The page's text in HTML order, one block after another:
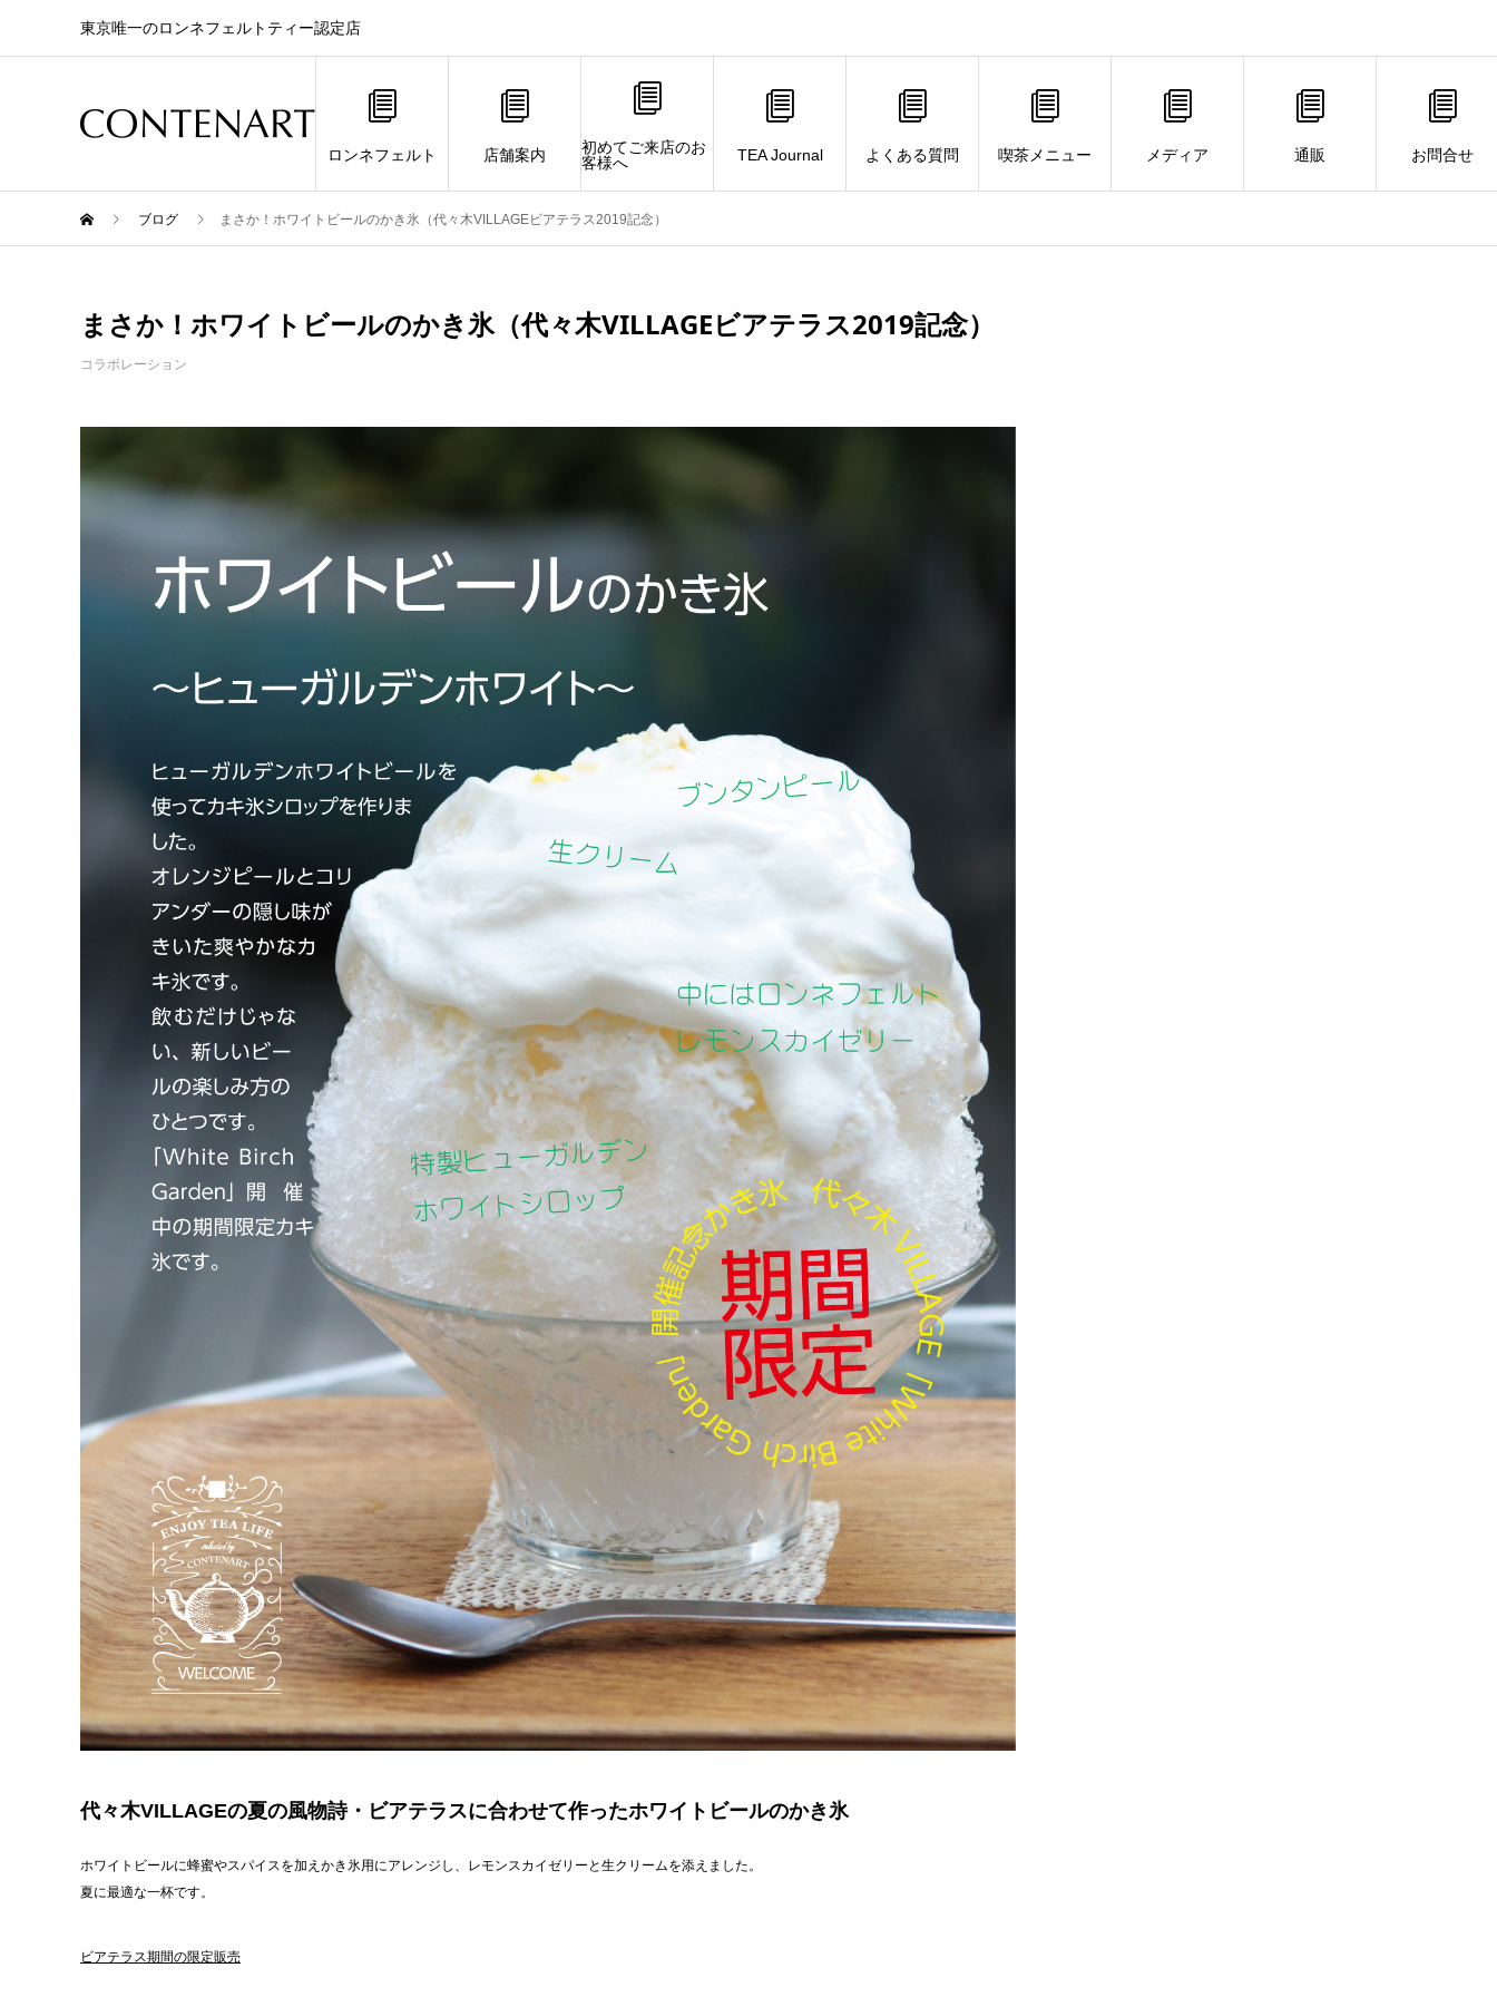
東京唯一のロンネフェルトティー認定店
ロンネフェルト 店舗案内
初めてご来店のお
客様へ
TEA Journal よくある質問 喫茶メニュー メディア 通販 お問合せ
ブログ まさか！ホワイトビールのかき氷（代々木VILLAGEビアテラス2019記念）
まさか！ホワイトビールのかき氷（代々木VILLAGEビアテラス2019記念）
コラボレーション
代々木VILLAGEの夏の風物詩・ビアテラスに合わせて作ったホワイトビールのかき氷
ホワイトビールに蜂蜜やスパイスを加えかき氷用にアレンジし、レモンスカイゼリーと生クリームを添えました。
夏に最適な一杯です。
ビアテラス期間の限定販売